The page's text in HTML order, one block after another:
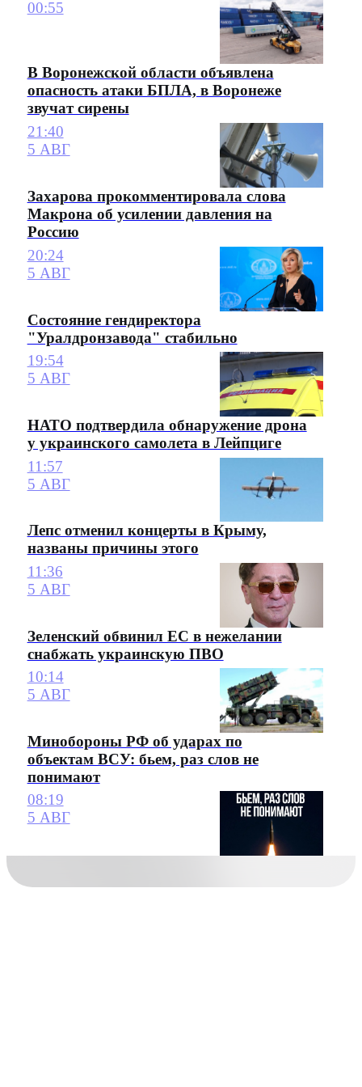
00:55
В Воронежской области объявлена
опасность атаки БПЛА, в Воронеже
звучат сирены
21:40
5 АВГ
Захарова прокомментировала слова
Макрона об усилении давления на
Россию
20:24
5 АВГ
Состояние гендиректора
"Уралдронзавода" стабильно
19:54
5 АВГ
НАТО подтвердила обнаружение дрона
у украинского самолета в Лейпциге
11:57
5 АВГ
Лепс отменил концерты в Крыму,
названы причины этого
11:36
5 АВГ
Зеленский обвинил ЕС в нежелании
снабжать украинскую ПВО
10:14
5 АВГ
Минобороны РФ об ударах по
объектам ВСУ: бьем, раз слов не
понимают
08:19
5 АВГ